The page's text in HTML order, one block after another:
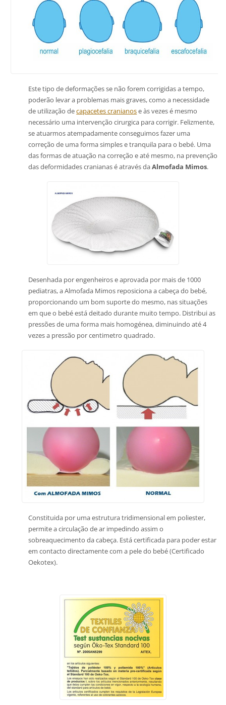
Este tipo de deformações se não forem corrigidas a tempo,
poderão levar a problemas mais graves, como a necessidade
de utilização decapacetes cranianose às vezes é mesmo
necessário uma intervenção cirurgica para corrigir. Felizmente,
se atuarmos atempadamente conseguimos fazer uma
correção de uma forma simples e tranquila para o bebé. Uma
das formas de atuação na correção e até mesmo, na prevenção
das deformidades cranianas é através daAlmofada Mimos.
Desenhada por engenheiros e aprovada por mais de 1000
pediatras, a Almofada Mimos reposiciona a cabeça do bebé,
proporcionando um bom suporte do mesmo, nas situações
em que o bebé está deitado durante muito tempo. Distribui as
pressões de uma forma mais homogénea, diminuindo até 4
vezes a pressão por centimetro quadrado.
Constituida por uma estrutura tridimensional em poliester,
permite a circulação de ar impedindo assim o
sobreaquecimento da cabeça. Está certificada para poder estar
em contacto directamente com a pele do bebé (Certificado
Oekotex).